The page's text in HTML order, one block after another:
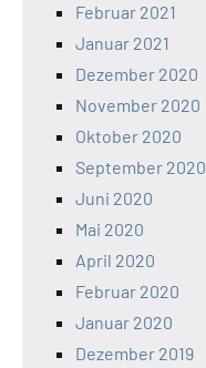
Februar 2021
Januar 2021
Dezember 2020
November 2020
Oktober 2020
September 2020
Juni 2020
Mai 2020
April 2020
Februar 2020
Januar 2020
Dezember 2019